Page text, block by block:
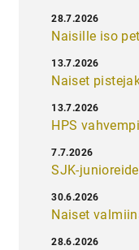
Naisille iso
28.7.2026
Naiset
13.7.2026
HPS
13.7.2026
SJK-
7.7.2026
Naiset
30.6.2026
28.6.2026